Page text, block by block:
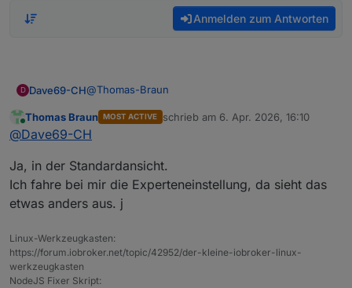
Anmelden zum Antworten
D Dave69-CH@Thomas-Braun
Gefunden. mann muss auf den
Schraubenschlüssel gehen = Einstellungen und im
Kann leider noch nicht gedanken lesen ;)
Merci schönen Abend
Online
Thomas Braun MOST ACTIVE schrieb am 6. Apr. 2026, 16:10
zuletzt editiert von
@Dave69-CH
Ja, in der Standardansicht.
Ich fahre bei mir die Experteneinstellung, da sieht das
etwas anders aus. j
Linux-Werkzeugkasten:
https://forum.iobroker.net/topic/42952/der-kleine-iobroker-linux-
werkzeugkasten
NodeJS Fixer Skript: